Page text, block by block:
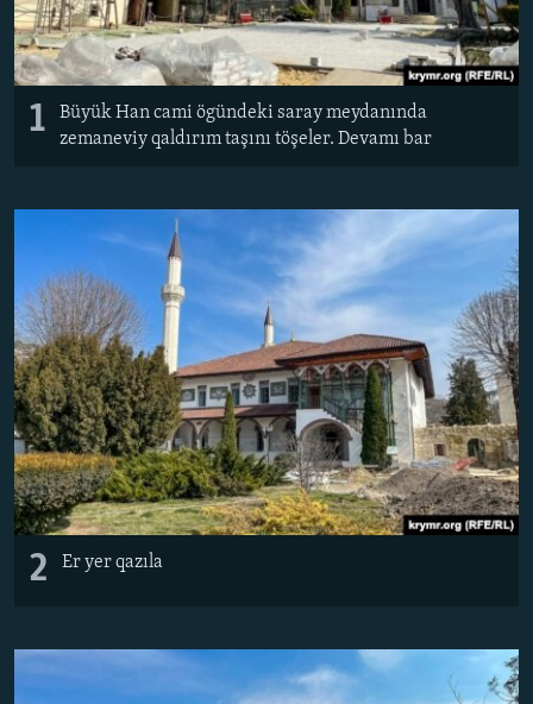
1
Büyük Han cami ögündeki saray meydanında
zemaneviy qaldırım taşını töşeler. Devamı bar
2 Er yer qazıla